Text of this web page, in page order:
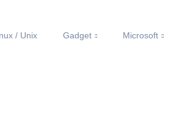
/ Unix Gadget Microsoft